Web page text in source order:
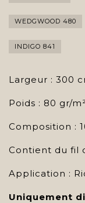
WEDGWOOD 480
INDIGO 841
Largeur : 300
Poids : 80 gr/
Composition :
Contient du fil
Application :
Uniquement